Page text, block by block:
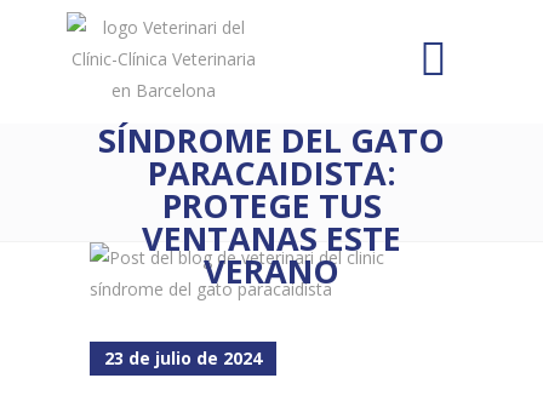
SÍNDROME DEL GATO
PARACAIDISTA:
PROTEGE TUS
VENTANAS ESTE
VERANO
23 de julio de 2024